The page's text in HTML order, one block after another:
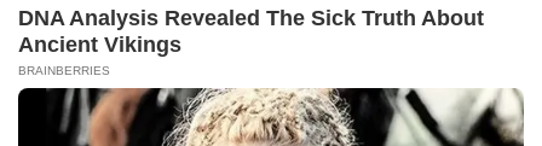
Email
Daftar